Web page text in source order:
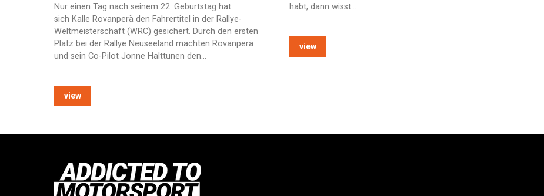
Nur einen Tag nach seinem 22. Geburtstag hat
sich Kalle Rovanperä den Fahrertitel in der Rallye-
Weltmeisterschaft (WRC) gesichert. Durch den ersten
Platz bei der Rallye Neuseeland machten Rovanperä
und sein Co-Pilot Jonne Halttunen den…
view
habt, dann wisst…
view